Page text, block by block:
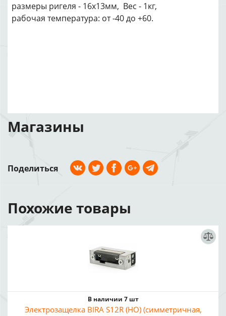
размеры ригеля - 16х13мм, Вес - 1кг,
рабочая температура: от -40 до +60.
Магазины
Поделиться
Похожие товары
В наличии 7 шт
Электрозащелка BIRA S12R (НО) (симметричная,